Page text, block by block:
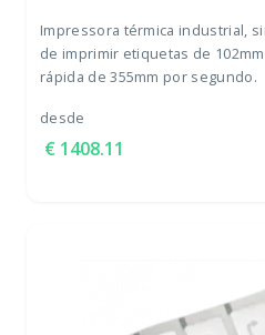
Impressora térmica industrial,
de imprimir etiquetas de
rápida de 355mm por segundo.
desde
1408.11